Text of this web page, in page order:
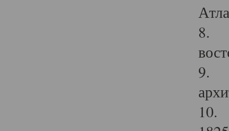
8.
9.
10.